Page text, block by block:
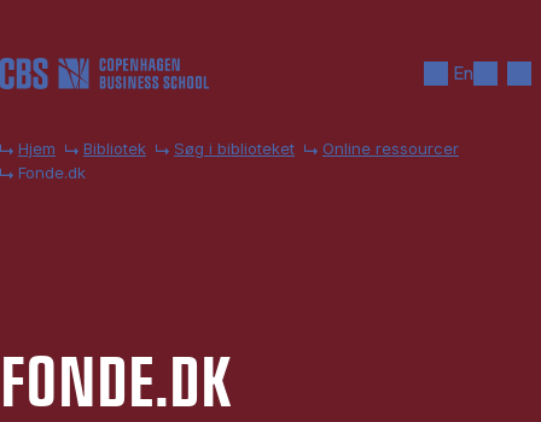
En
Hjem Bibliotek Søg i biblioteket
Online ressourcer
Fonde.dk
FON­DE.DK